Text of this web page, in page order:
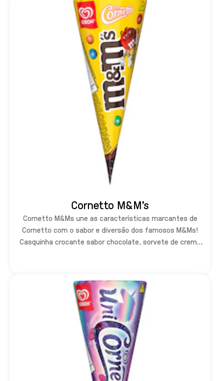
Cornetto M&M’s
Cornetto M&Ms une as características marcantes de
Cornetto com o sabor e diversão dos famosos M&Ms!
Casquinha crocante sabor chocolate, sorvete de creme